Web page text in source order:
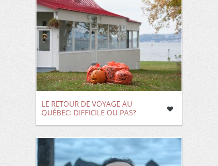
LE RETOUR DE VOYAGE AU
QUÉBEC: DIFFICILE OU PAS?